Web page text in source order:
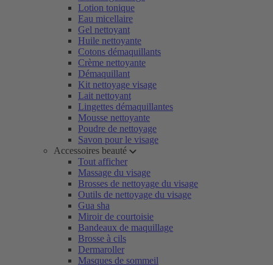
Lotion tonique
Eau micellaire
Gel nettoyant
Huile nettoyante
Cotons démaquillants
Crème nettoyante
Démaquillant
Kit nettoyage visage
Lait nettoyant
Lingettes démaquillantes
Mousse nettoyante
Poudre de nettoyage
Savon pour le visage
Accessoires beauté
Tout afficher
Massage du visage
Brosses de nettoyage du visage
Outils de nettoyage du visage
Gua sha
Miroir de courtoisie
Bandeaux de maquillage
Brosse à cils
Dermaroller
Masques de sommeil